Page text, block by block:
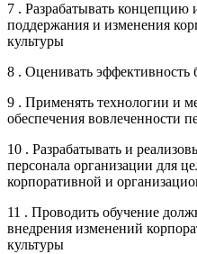
7 . Разрабатывать концепцию
поддержания и изменения
культуры
8 . Оценивать эффективность
9 . Применять технологии и
обеспечения вовлеченности
10 . Разрабатывать и
персонала организации для
корпоративной и
11 . Проводить обучение
внедрения изменений
культуры